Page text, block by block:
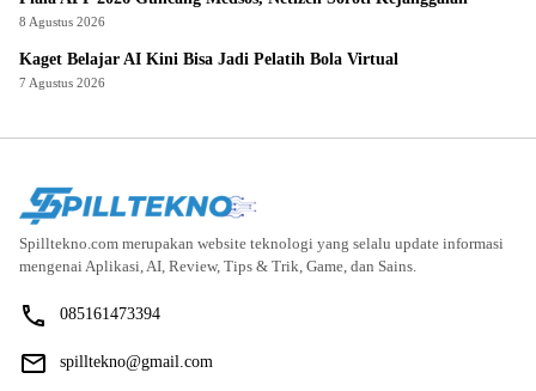
8 Agustus 2026
Kaget Belajar AI Kini Bisa Jadi Pelatih Bola Virtual
7 Agustus 2026
Spilltekno.com merupakan website teknologi yang selalu update informasi
mengenai Aplikasi, AI, Review, Tips & Trik, Game, dan Sains.
085161473394
spilltekno@gmail.com